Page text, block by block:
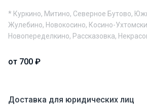
* Куркино, Митино, Северное Бутово,
Жулебино, Новокосино, Косино-
Новопеределкино, Рассказовка,
от 700 ₽
Доставка для юридических лиц